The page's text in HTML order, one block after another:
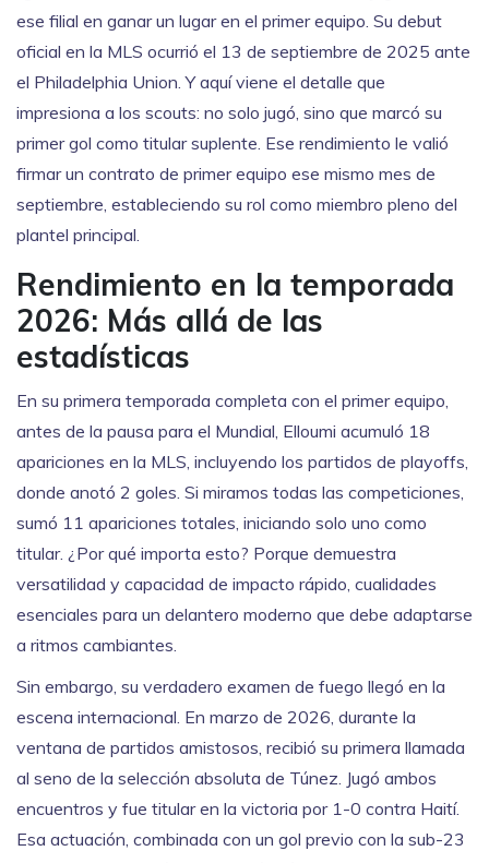
ese filial en ganar un lugar en el primer equipo. Su debut
oficial en la MLS ocurrió el 13 de septiembre de 2025 ante
el Philadelphia Union. Y aquí viene el detalle que
impresiona a los scouts: no solo jugó, sino que marcó su
primer gol como titular suplente. Ese rendimiento le valió
firmar un contrato de primer equipo ese mismo mes de
septiembre, estableciendo su rol como miembro pleno del
plantel principal.
Rendimiento en la temporada
2026: Más allá de las
estadísticas
En su primera temporada completa con el primer equipo,
antes de la pausa para el Mundial, Elloumi acumuló 18
apariciones en la MLS, incluyendo los partidos de playoffs,
donde anotó 2 goles. Si miramos todas las competiciones,
sumó 11 apariciones totales, iniciando solo uno como
titular. ¿Por qué importa esto? Porque demuestra
versatilidad y capacidad de impacto rápido, cualidades
esenciales para un delantero moderno que debe adaptarse
a ritmos cambiantes.
Sin embargo, su verdadero examen de fuego llegó en la
escena internacional. En marzo de 2026, durante la
ventana de partidos amistosos, recibió su primera llamada
al seno de la selección absoluta de Túnez. Jugó ambos
encuentros y fue titular en la victoria por 1-0 contra Haití.
Esa actuación, combinada con un gol previo con la sub-23